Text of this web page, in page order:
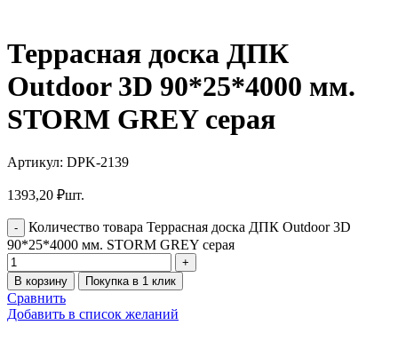
Террасная доска ДПК
Outdoor 3D 90*25*4000 мм.
STORM GREY серая
Артикул: DPK-2139
1393,20 ₽шт.
Количество товара Террасная доска ДПК Outdoor 3D
90*25*4000 мм. STORM GREY серая
В корзину Покупка в 1 клик
Сравнить
Добавить в список желаний